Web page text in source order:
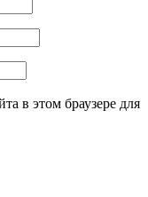
в этом браузере для